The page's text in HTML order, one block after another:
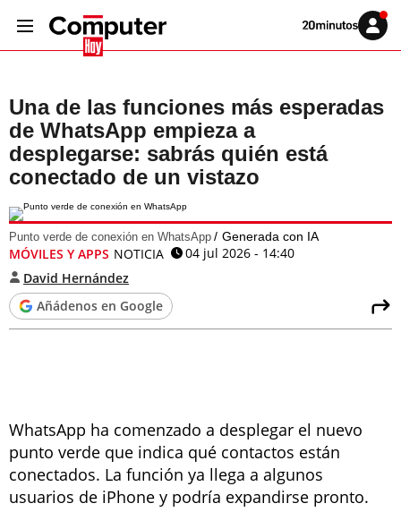
Volver
Iniciar
sesión
Una de las funciones más esperadas
de WhatsApp empieza a
desplegarse: sabrás quién está
conectado de un vistazo
Punto verde de conexión en WhatsApp Generada con IA
MÓVILES Y APPS NOTICIA
04 jul 2026 - 14:40
David Hernández
Añádenos en Google
WhatsApp ha comenzado a desplegar el nuevo
punto verde que indica qué contactos están
conectados. La función ya llega a algunos
usuarios de iPhone y podría expandirse pronto.